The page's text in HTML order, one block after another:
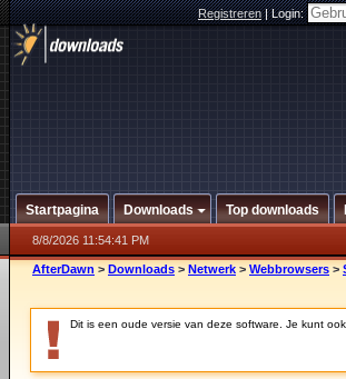
Registreren|Login:
Startpagina Downloads Top downloads
8/8/2026 11:54:41 PM
AfterDawn > Downloads > Netwerk > Webbrowsers >
Dit is een oude versie van deze software. Je kunt